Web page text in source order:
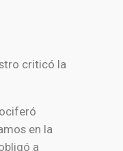
criticó la
en la
a